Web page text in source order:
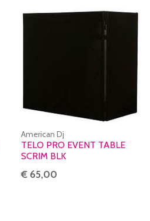
American Dj
TELO PRO EVENT TABLE
SCRIM BLK
€ 65,00